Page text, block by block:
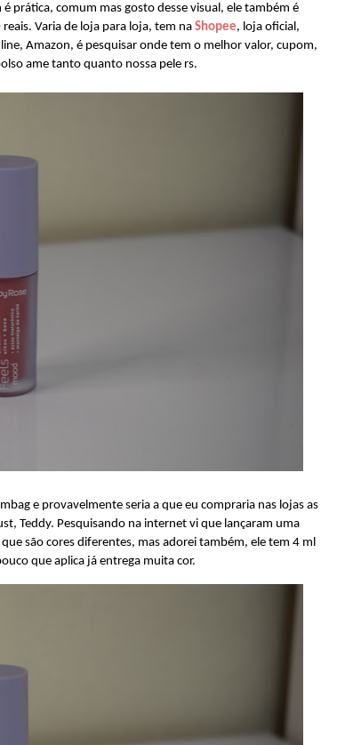
prática, comum mas gosto desse visual, ele também é
Varia de loja para loja, tem na Shopee, loja oficial,
Amazon, é pesquisar onde tem o melhor valor, cupom,
ame tanto quanto nossa pele rs.
e provavelmente seria a que eu compraria nas lojas as
Teddy. Pesquisando na internet vi que lançaram uma
são cores diferentes, mas adorei também, ele tem 4 ml
que aplica já entrega muita cor.